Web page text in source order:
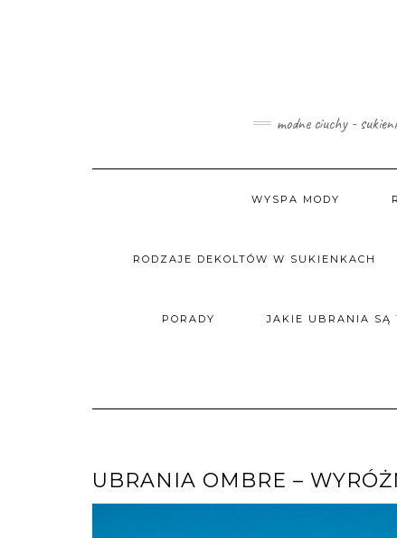
modne ciuchy -
WYSPA MODY
RODZAJE DEKOLTÓW W SUKIENKACH
PORADY JAKIE UBRANIA SĄ
UBRANIA OMBRE –